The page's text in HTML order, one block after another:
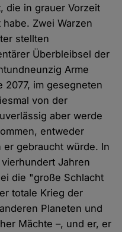
die in grauer Vorzeit
Zwei Warzen
stellten
Überbleibsel der
Arme
2077, im gesegneten
von der
aber werde
entweder
gebraucht würde. In
Jahren
die "große Schlacht
totale Krieg der
Planeten und
Mächte –, und er, er